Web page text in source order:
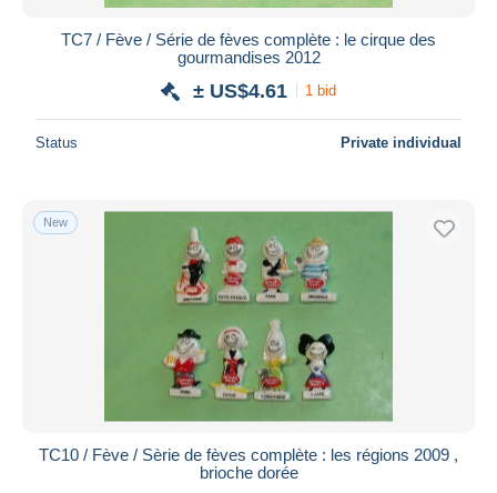
TC7 / Fève / Série de fèves complète : le cirque des
gourmandises 2012
± US$4.61 1 bid
Status Private individual
New
TC10 / Fève / Sèrie de fèves complète : les régions 2009 ,
brioche dorée